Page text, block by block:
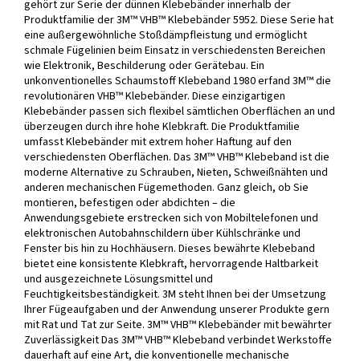
gehört zur Serie der dünnen Klebebänder innerhalb der
Produktfamilie der 3M™ VHB™ Klebebänder 5952. Diese Serie hat
eine außergewöhnliche Stoßdämpfleistung und ermöglicht
schmale Fügelinien beim Einsatz in verschiedensten Bereichen
wie Elektronik, Beschilderung oder Gerätebau. Ein
unkonventionelles Schaumstoff Klebeband 1980 erfand 3M™ die
revolutionären VHB™ Klebebänder. Diese einzigartigen
Klebebänder passen sich flexibel sämtlichen Oberflächen an und
überzeugen durch ihre hohe Klebkraft. Die Produktfamilie
umfasst Klebebänder mit extrem hoher Haftung auf den
verschiedensten Oberflächen. Das 3M™ VHB™ Klebeband ist die
moderne Alternative zu Schrauben, Nieten, Schweißnähten und
anderen mechanischen Fügemethoden. Ganz gleich, ob Sie
montieren, befestigen oder abdichten – die
Anwendungsgebiete erstrecken sich von Mobiltelefonen und
elektronischen Autobahnschildern über Kühlschränke und
Fenster bis hin zu Hochhäusern. Dieses bewährte Klebeband
bietet eine konsistente Klebkraft, hervorragende Haltbarkeit
und ausgezeichnete Lösungsmittel und
Feuchtigkeitsbeständigkeit. 3M steht Ihnen bei der Umsetzung
Ihrer Fügeaufgaben und der Anwendung unserer Produkte gern
mit Rat und Tat zur Seite. 3M™ VHB™ Klebebänder mit bewährter
Zuverlässigkeit Das 3M™ VHB™ Klebeband verbindet Werkstoffe
dauerhaft auf eine Art, die konventionelle mechanische